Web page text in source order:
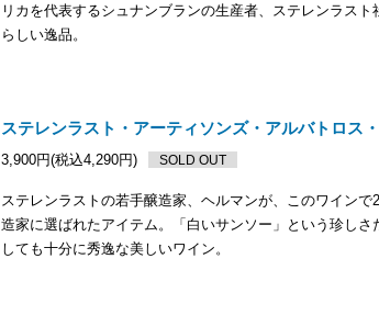
リカを代表するシュナンブランの生産者、ステレンラス
らしい逸品。
ステレンラスト・アーティソンズ・アルバトロス
3,900円(税込4,290円) SOLD OUT
ステレンラストの若手醸造家、ヘルマンが、このワイン
造家に選ばれたアイテム。「白いサンソー」という珍しさ
しても十分に秀逸な美しいワイン。